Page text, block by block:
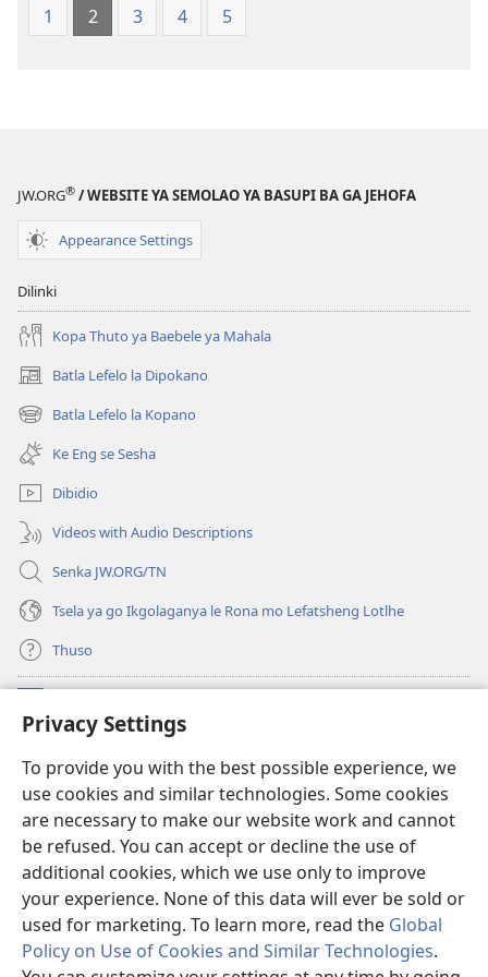
Privacy Settings
To provide you with the best possible experience, we
use cookies and similar technologies. Some cookies
are necessary to make our website work and cannot
be refused. You can accept or decline the use of
additional cookies, which we use only to improve
your experience. None of this data will ever be sold or
used for marketing. To learn more, read the Global
Policy on Use of Cookies and Similar Technologies.
2021)
1 2 3 4 5
JW.ORG® / WEBSITE YA SEMOLAO YA BASUPI BA GA JEHOFA
Appearance Settings
Dilinki
Kopa Thuto ya Baebele ya Mahala
Batla Lefelo la Dipokano
(e
bula
tsebe
nngwe)
Batla Lefelo la Kopano
(e
bula
tsebe
e
nngwe)
Ke Eng se Sesha
Dibidio
Videos with Audio Descriptions
Senka JW.ORG/TN
Tsela ya go Ikgolaganya le Rona mo Lefatsheng Lotlhe
Thuso
(e
bula
nngwe)
LAEBORARI YA MO INTERNET
(e
bula
tsebe
e
nngwe)
JW Hub
(e
bula
tsebe
nngwe)
App ya JW Library